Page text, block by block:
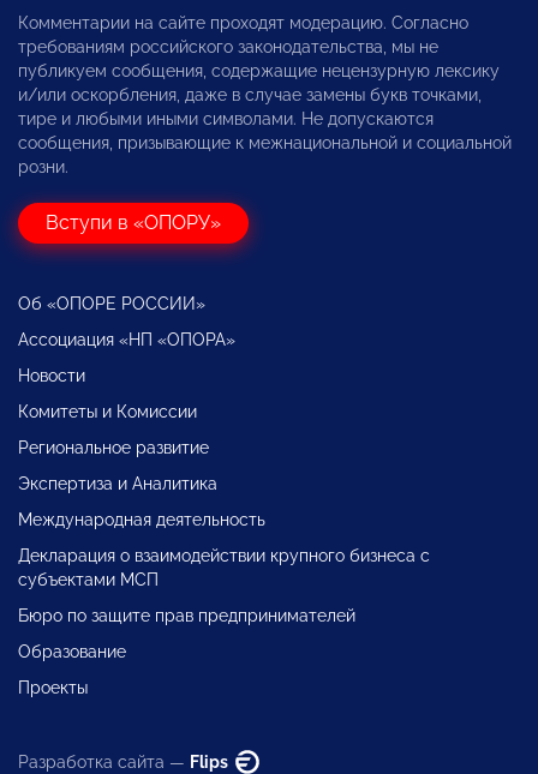
Комментарии на сайте проходят модерацию. Согласно
требованиям российского законодательства, мы не
публикуем сообщения, содержащие нецензурную лексику
и/или оскорбления, даже в случае замены букв точками,
тире и любыми иными символами. Не допускаются
сообщения, призывающие к межнациональной и социальной
розни.
Вступи в «ОПОРУ»
Об «ОПОРЕ РОССИИ»
Ассоциация «НП «ОПОРА»
Новости
Комитеты и Комиссии
Региональное развитие
Экспертиза и Аналитика
Международная деятельность
Декларация о взаимодействии крупного бизнеса с
субъектами МСП
Бюро по защите прав предпринимателей
Образование
Проекты
Разработка сайта — Flips